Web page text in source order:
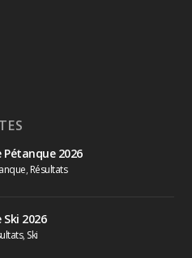
2026
, Résultats
2026
, Ski